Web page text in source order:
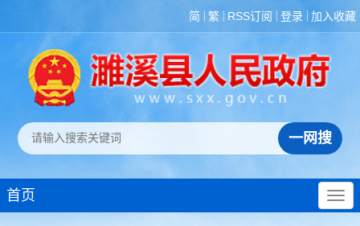
简 繁 RSS订阅 登录 加入收藏
首页